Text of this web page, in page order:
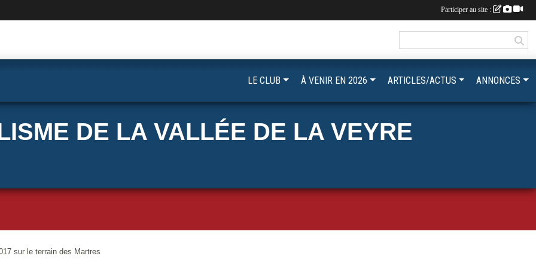
DE LA VALLÉE DE LA VEYRE
sur le terrain des Martres
LE CLUB À VENIR EN 2026 ARTICLES/ACTUS ANNONCES
Participer au site :